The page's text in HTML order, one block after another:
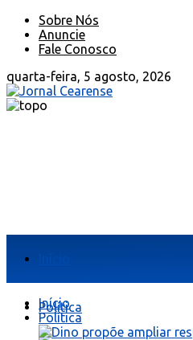
Sobre Nós
Anuncie
Fale Conosco
quarta-feira, 5 agosto, 2026
Política
Início
Política